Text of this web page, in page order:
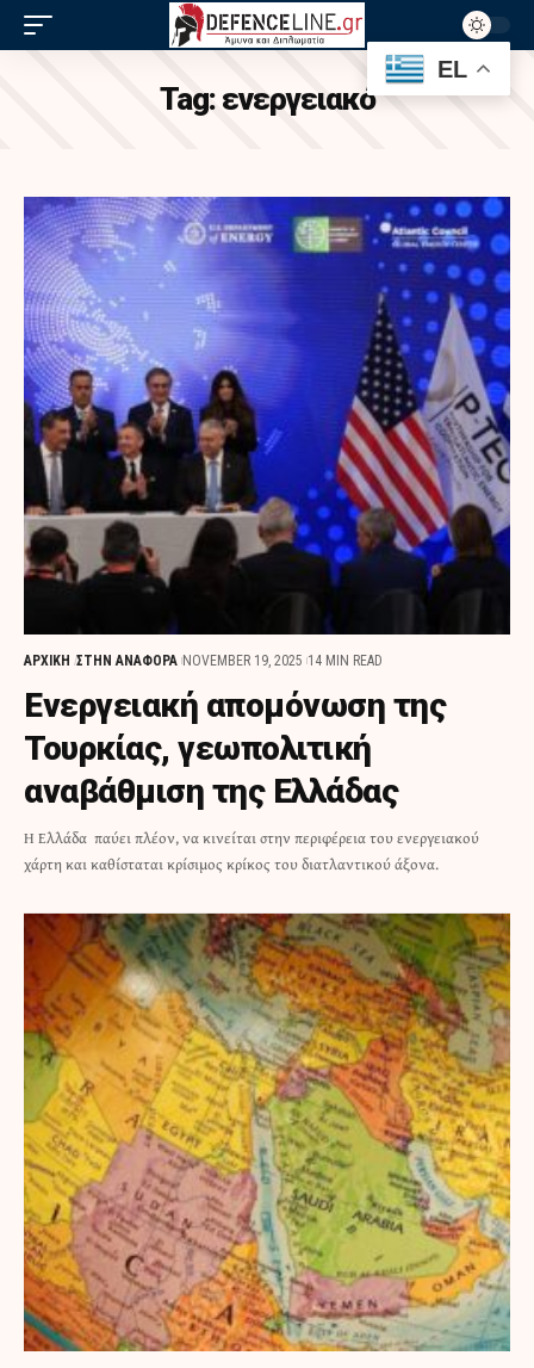
Tag: ενεργειακό
ΑΡΧΙΚΗ ΣΤΗΝ ΑΝΑΦΟΡΑ NOVEMBER 19, 2025 14 MIN READ
Ενεργειακή απομόνωση της
Τουρκίας, γεωπολιτική
αναβάθμιση της Ελλάδας
Η Ελλάδα παύει πλέον, να κινείται στην περιφέρεια του ενεργειακού
χάρτη και καθίσταται κρίσιμος κρίκος του διατλαντικού άξονα.
EL